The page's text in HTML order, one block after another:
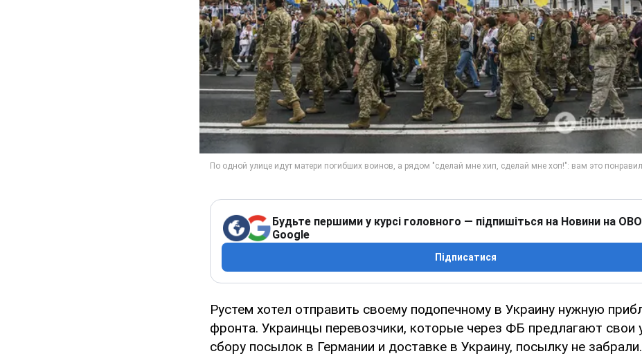
Будьте першими у курсі головного — підпишіться на Новини на
Google
Підписатися
Рустем хотел отправить своему подопечному в Украину нужную
фронта. Украинцы перевозчики, которые через ФБ предлагают свои
сбору посылок в Германии и доставке в Украину, посылку не забрали.